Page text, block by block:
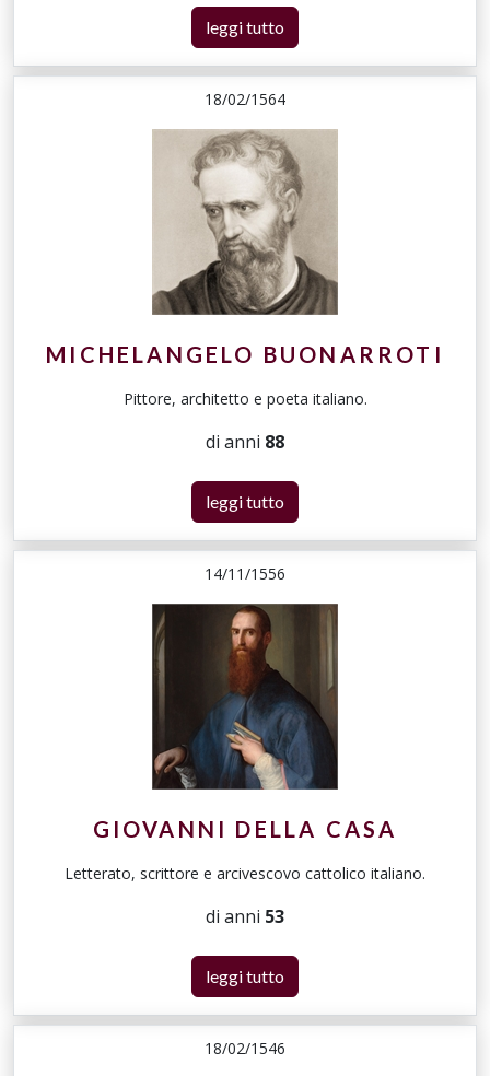
leggi tutto
18/02/1564
MICHELANGELO BUONARROTI
Pittore, architetto e poeta italiano.
di anni 88
leggi tutto
14/11/1556
GIOVANNI DELLA CASA
Letterato, scrittore e arcivescovo cattolico italiano.
di anni 53
leggi tutto
18/02/1546